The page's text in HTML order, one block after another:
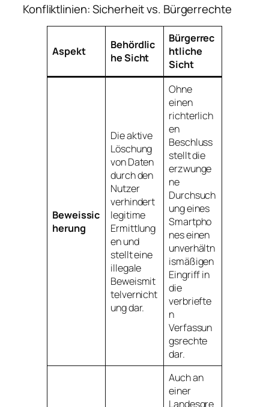
Konfliktlinien: Sicherheit vs. Bürgerrechte
Aspekt
Behördlic
he Sicht
Bürgerrec
htliche
Sicht
Beweissic
herung
Die aktive
Löschung
von Daten
durch den
Nutzer
verhindert
legitime
Ermittlung
en und
stellt eine
illegale
Beweismit
telvernicht
ung dar.
Ohne
einen
richterlich
en
Beschluss
stellt die
erzwunge
ne
Durchsuch
ung eines
Smartpho
nes einen
unverhältn
ismäßigen
Eingriff in
die
verbriefte
n
Verfassun
gsrechte
dar.
Auch an
einer
Landesgre